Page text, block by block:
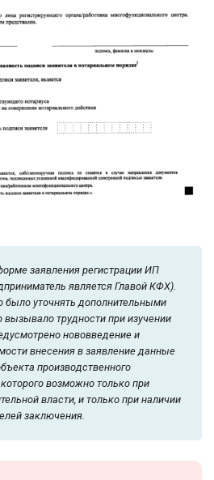
заявления регистрации ИП
является Главой КФХ).
было уточнять дополнительными
трудности при изучении
нововведение и
внесения в заявление данные
производственного
возможно только при
власти, и только при наличии
заключения.